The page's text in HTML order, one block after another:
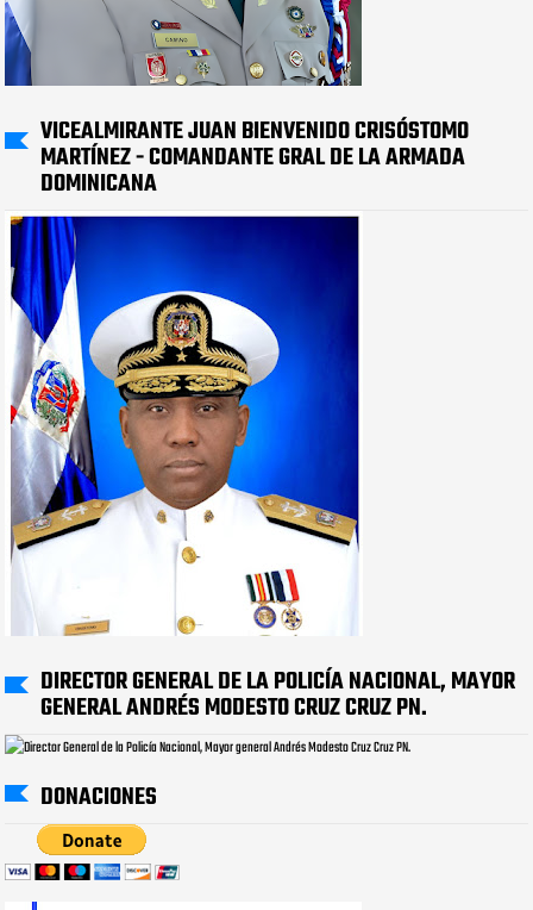
VICEALMIRANTE JUAN BIENVENIDO CRISÓSTOMO
MARTÍNEZ - COMANDANTE GRAL DE LA ARMADA
DOMINICANA
DIRECTOR GENERAL DE LA POLICÍA NACIONAL, MAYOR
GENERAL ANDRÉS MODESTO CRUZ CRUZ PN.
DONACIONES